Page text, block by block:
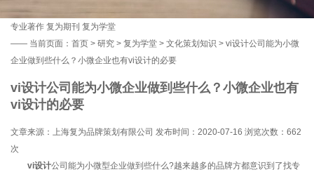
专业著作 复为期刊 复为学堂
—— 当前页面： 首页 > 研究 > 复为学堂 > 文化策划知识 > vi设计公司能为小微
企业做到些什么？小微企业也有vi设计的必要
vi设计公司能为小微企业做到些什么？小微企业也有
vi设计的必要
文章来源：上海复为品牌策划有限公司 发布时间：2020-07-16 浏览次数： 662
次
vi设计公司能为小微型企业做到些什么?越来越多的品牌方都意识到了找专